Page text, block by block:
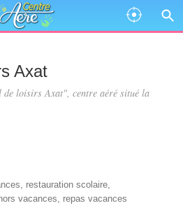
Axat
de loisirs Axat", centre aéré situé la
, restauration scolaire,
vacances, repas vacances